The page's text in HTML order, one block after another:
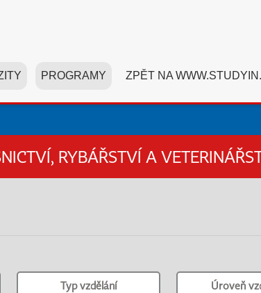
PROGRAMY ZPĚT NA
RYBÁŘSTVÍ A
Typ vzdělání Úroveň